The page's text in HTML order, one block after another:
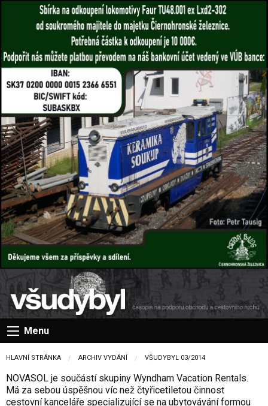
Menu
HLAVNÍ STRÁNKA ARCHIV VYDÁNÍ VŠUDYBYL 03/2014
NOVASOL je součástí skupiny Wyndham Vacation Rentals.
Má za sebou úspěšnou víc než čtyřicetiletou činnost
cestovní kanceláře specializující se na ubytovávání formou